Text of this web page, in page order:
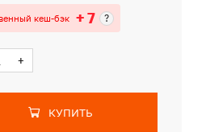
кеш-бэк + 7 ?
+
КУПИТЬ